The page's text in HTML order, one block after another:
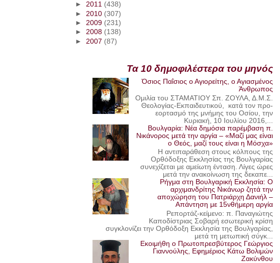
►2011 (438)
► 2010 (307)
► 2009 (231)
►2008 (138)
► 2007 (87)
Τα 10 δημοφιλέστερα του μηνός
Όσιος Παΐσιος ο Αγιορείτης, ο Αγιασμένος
Άνθρωπος
Ομιλία του ΣΤΑΜΑΤΙΟΥ Σπ. ΖΟΥΛΑ, Δ.Μ.Σ.
Θεολογίας-Εκπαιδευτικού, κατά τον προ-
εορτασμό της μνήμης του Οσίου, την
Κυριακή, 10 Ιουλίου 2016,...
Βουλγαρία: Νέα δημόσια παρέμβαση π.
Νικάνορος μετά την αργία – «Μαζί μας είναι
ο Θεός, μαζί τους είναι η Μόσχα»
Η αντιπαράθεση στους κόλπους της
Ορθόδοξης Εκκλησίας της Βουλγαρίας
συνεχίζεται με αμείωτη ένταση. Λίγες ώρες
μετά την ανακοίνωση της δεκαπε...
Ρήγμα στη Βουλγαρική Εκκλησία: Ο
αρχιμανδρίτης Νικάνωρ ζητά την
αποχώρηση του Πατριάρχη Δανιήλ –
Απάντηση με 15νθήμερη αργία
Ρεπορτάζ-κείμενο: π. Παναγιώτης
Καποδίστριας Σοβαρή εσωτερική κρίση
συγκλονίζει την Ορθόδοξη Εκκλησία της Βουλγαρίας,
μετά τη μετωπική σύγκ...
Εκοιμήθη ο Πρωτοπρεσβύτερος Γεώργιος
Γιαννούλης, Εφημέριος Κάτω Βολιμών
Ζακύνθου